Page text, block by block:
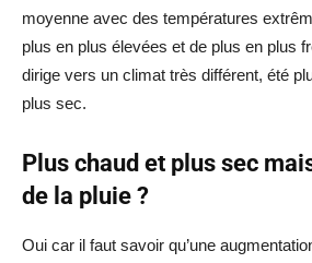
moyenne avec des températures
plus en plus élevées et de plus en plus
dirige vers un climat très différent, été
plus sec.
Plus chaud et plus sec
de la pluie ?
Oui car il faut savoir qu’une